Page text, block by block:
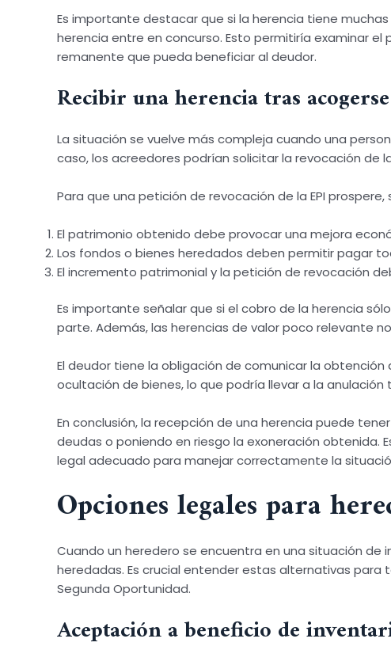
Es importante destacar que si la herencia tiene
herencia entre en concurso. Esto permitiría examinar
remanente que pueda beneficiar al deudor.
Recibir una herencia tras
La situación se vuelve más compleja cuando una
caso, los acreedores podrían solicitar la revocación de
Para que una petición de revocación de la EPI
El patrimonio obtenido debe provocar una mejora
Los fondos o bienes heredados deben permitir pagar
El incremento patrimonial y la petición de revocación
Es importante señalar que si el cobro de la herencia
parte. Además, las herencias de valor poco relevante
El deudor tiene la obligación de comunicar la
ocultación de bienes, lo que podría llevar a la
En conclusión, la recepción de una herencia puede
deudas o poniendo en riesgo la exoneración obtenida.
legal adecuado para manejar correctamente la
Opciones legales para
Cuando un heredero se encuentra en una situación de
heredadas. Es crucial entender estas alternativas
Segunda Oportunidad.
Aceptación a beneficio de